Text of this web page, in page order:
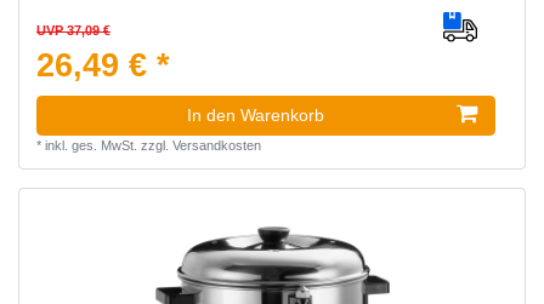
UVP 37,09 €
26,49 € *
In den Warenkorb
* inkl. ges. MwSt. zzgl. Versandkosten